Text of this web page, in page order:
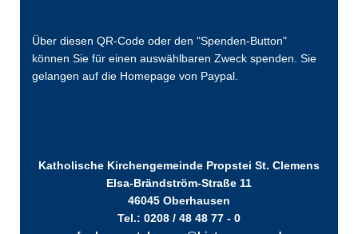
Über diesen QR-Code oder den "Spenden-Button"
können Sie für einen auswählbaren Zweck spenden. Sie
gelangen auf die Homepage von Paypal.
Katholische Kirchengemeinde Propstei St. Clemens
Elsa-Brändström-Straße 11
46045 Oberhausen
Tel.: 0208 / 48 48 77 - 0